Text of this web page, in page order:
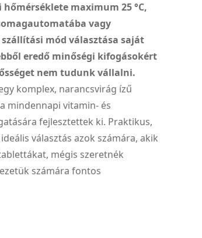
maximum 25 °C,
vagy
mód választása saját
eredő minőségi kifogásokért
nem tudunk vállalni.
komplex, narancsvirág ízű
mindennapi vitamin- és
fejlesztettek ki. Praktikus,
választás azok számára, akik
mégis szeretnék
számára fontos